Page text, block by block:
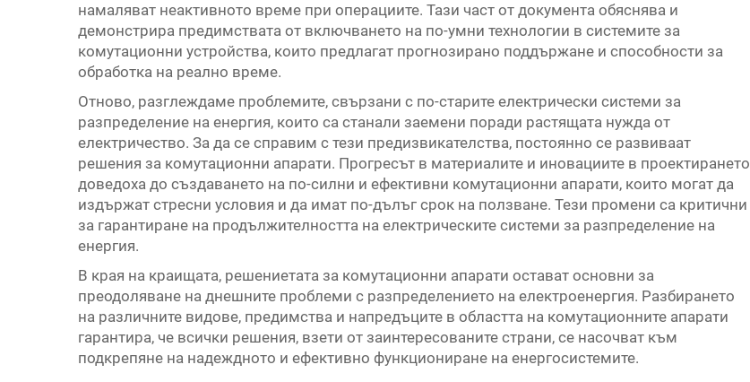
намаляват неактивното време при операциите. Тази част от документа обяснява и
демонстрира предимствата от включването на по-умни технологии в системите за
комутационни устройства, които предлагат прогнозирано поддържане и способности за
обработка на реално време.
Отново, разглеждаме проблемите, свързани с по-старите електрически системи за
разпределение на енергия, които са станали заемени поради растящата нужда от
електричество. За да се справим с тези предизвикателства, постоянно се развиваат
решения за комутационни апарати. Прогресът в материалите и иновациите в проектирането
доведоха до създаването на по-силни и ефективни комутационни апарати, които могат да
издържат стресни условия и да имат по-дълъг срок на ползване. Тези промени са критични
за гарантиране на продължителността на електрическите системи за разпределение на
енергия.
В края на краищата, решениетата за комутационни апарати остават основни за
преодоляване на днешните проблеми с разпределението на електроенергия. Разбирането
на различните видове, предимства и напредъците в областта на комутационните апарати
гарантира, че всички решения, взети от заинтересованите страни, се насочват към
подкрепяне на надеждното и ефективно функциониране на енергосистемите.